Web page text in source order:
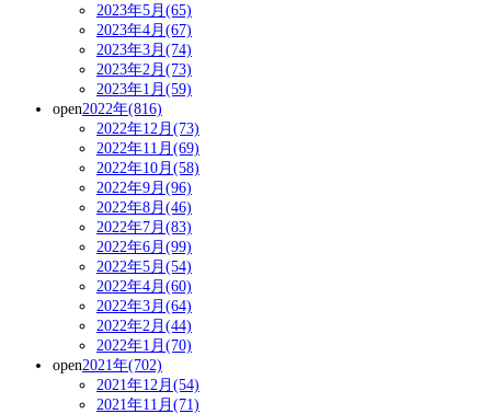
2023年5月(65)
2023年4月(67)
2023年3月(74)
2023年2月(73)
2023年1月(59)
open2022年(816)
2022年12月(73)
2022年11月(69)
2022年10月(58)
2022年9月(96)
2022年8月(46)
2022年7月(83)
2022年6月(99)
2022年5月(54)
2022年4月(60)
2022年3月(64)
2022年2月(44)
2022年1月(70)
open2021年(702)
2021年12月(54)
2021年11月(71)